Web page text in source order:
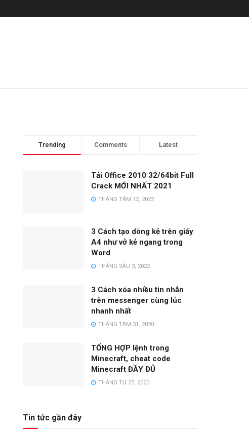
Trending Comments Latest
Tải Office 2010 32/64bit Full
Crack MỚI NHẤT 2021
THÁNG TÁM 12, 2022
3 Cách tạo dòng kẻ trên giấy
A4 như vở kẻ ngang trong
Word
THÁNG SÁU 3, 2022
3 Cách xóa nhiều tin nhắn
trên messenger cùng lúc
nhanh nhất
THÁNG TÁM 31, 2020
TỔNG HỢP lệnh trong
Minecraft, cheat code
Minecraft ĐẦY ĐỦ
THÁNG TƯ 27, 2020
Tin tức gần đây